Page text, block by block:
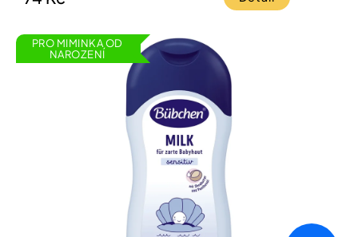
PRO MIMINKA OD
NAROZENÍ